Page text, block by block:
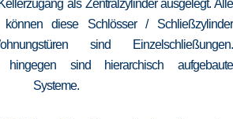
als Zentralzylinder ausgelegt. Alle
diese Schlösser / Schließzylinder
sind Einzelschließungen.
hingegen sind hierarchisch aufgebaute
Systeme.